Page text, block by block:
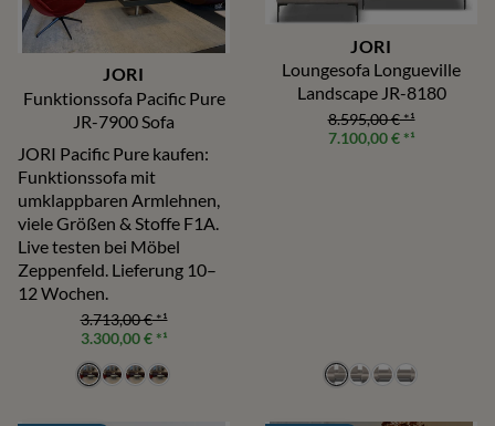
JORI
Funktionssofa Pacific Pure
JR-7900 Sofa
JORI Pacific Pure kaufen:
Funktionssofa mit
umklappbaren Armlehnen,
viele Größen & Stoffe F1A.
Live testen bei Möbel
Zeppenfeld. Lieferung 10–
12 Wochen.
3.713,00 €*¹
3.300,00 €*¹
JORI
Loungesofa Longueville
Landscape JR-8180
8.595,00 €*¹
7.100,00 €*¹